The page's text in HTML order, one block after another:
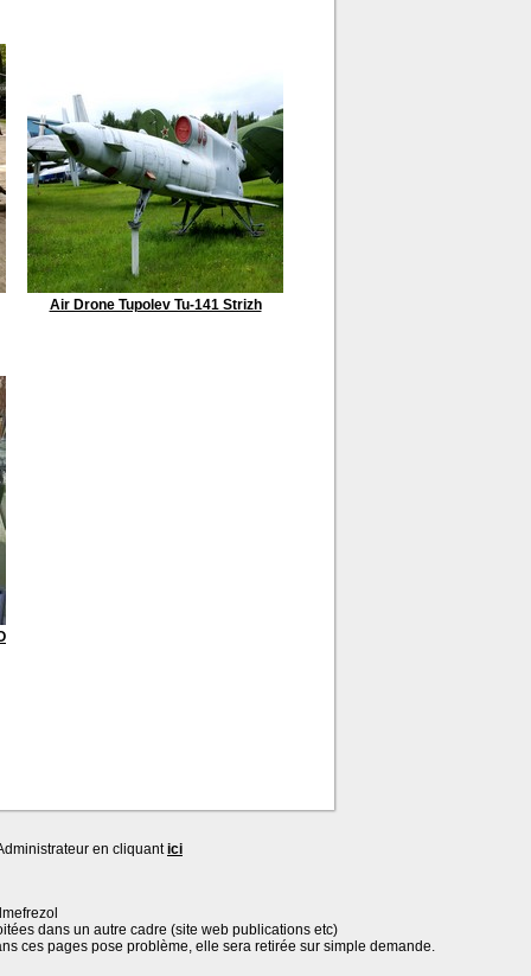
Air Drone Tupolev Tu-141 Strizh
en cliquantici
dans un autre cadre (site web publications etc)
ces pages pose problème, elle sera retirée sur simple demande.